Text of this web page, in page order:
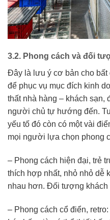
3.2. Phong cách và đối
Đây là lưu ý cơ bản cho
để phục vụ mục đích kinh
thất nhà hàng – khách sạn,
người chủ tự hướng đến.
yếu tố đó còn có một vài
mọi người lựa chọn phong
– Phong cách hiện đại, trẻ
thích hợp nhất, nhỏ nhỏ dễ
nhau hơn. Đối tượng khách
– Phong cách cổ điển,